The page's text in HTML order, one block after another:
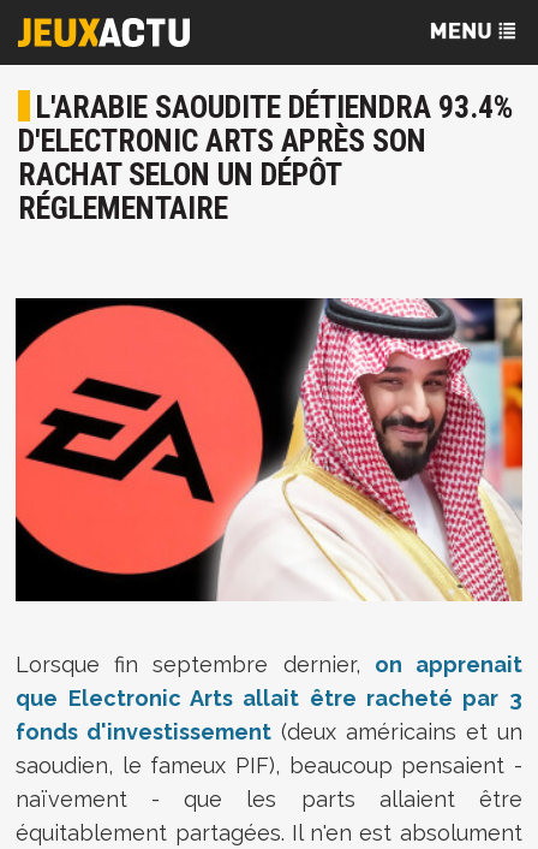
L'ARABIE SAOUDITE DÉTIENDRA 93.4%
D'ELECTRONIC ARTS APRÈS SON
RACHAT SELON UN DÉPÔT
RÉGLEMENTAIRE
Lorsque fin septembre dernier, on apprenait
que Electronic Arts allait être racheté par 3
fonds d'investissement (deux américains et un
saoudien, le fameux PIF), beaucoup pensaient -
naïvement - que les parts allaient être
équitablement partagées. Il n'en est absolument